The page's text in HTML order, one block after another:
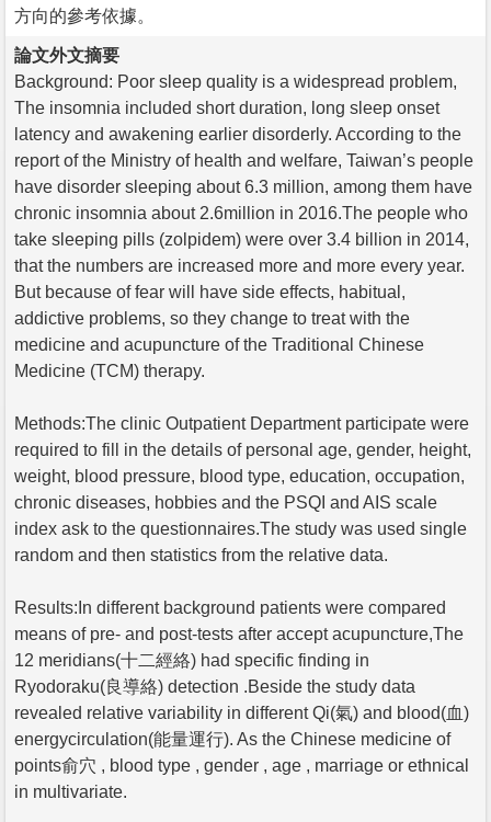
方向的參考依據。
論文外文摘要
Background: Poor sleep quality is a widespread problem,
The insomnia included short duration, long sleep onset
latency and awakening earlier disorderly. According to the
report of the Ministry of health and welfare, Taiwan’s people
have disorder sleeping about 6.3 million, among them have
chronic insomnia about 2.6million in 2016.The people who
take sleeping pills (zolpidem) were over 3.4 billion in 2014,
that the numbers are increased more and more every year.
But because of fear will have side effects, habitual,
addictive problems, so they change to treat with the
medicine and acupuncture of the Traditional Chinese
Medicine (TCM) therapy.
Methods:The clinic Outpatient Department participate were
required to fill in the details of personal age, gender, height,
weight, blood pressure, blood type, education, occupation,
chronic diseases, hobbies and the PSQI and AIS scale
index ask to the questionnaires.The study was used single
random and then statistics from the relative data.
Results:In different background patients were compared
means of pre- and post-tests after accept acupuncture,The
12 meridians(十二經絡) had specific finding in
Ryodoraku(良導絡) detection .Beside the study data
revealed relative variability in different Qi(氣) and blood(血)
energycirculation(能量運行). As the Chinese medicine of
points俞穴 , blood type , gender , age , marriage or ethnical
in multivariate.